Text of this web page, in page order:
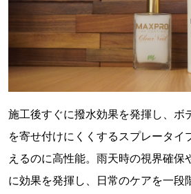
施工後すぐに撥水効果を発揮し、ボ
を寄せ付けにくくするスプレータイ
えるのに高性能。雨天時の視界確保
に効果を発揮し、日常のケアを一段